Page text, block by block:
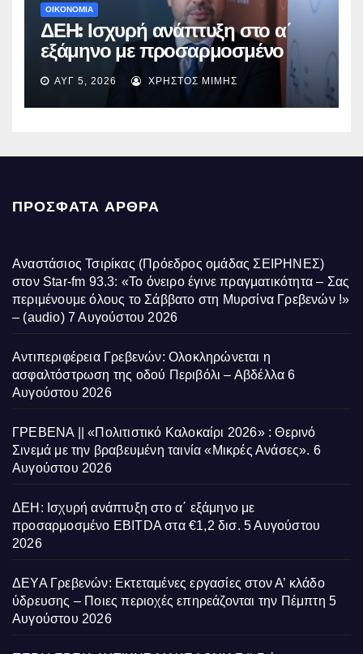
ΟΙΚΟΝΟΜΙΑ
ΔΕΗ: Ισχυρή ανάπτυξη στο α΄
εξάμηνο με προσαρμοσμένο
EBITDA στα €1,2 δισ.
ΑΥΓ 5, 2026 ΧΡΉΣΤΟΣ ΜΊΜΗΣ
ΠΡΌΣΦΑΤΑ ΆΡΘΡΑ
Αναστάσιος Τσιρίκας (Πρόεδρος ομάδας ΣΕΙΡΗΝΕΣ)
στον Star-fm 93.3: «Το όνειρο έγινε πραγματικότητα – Σας
περιμένουμε όλους το Σάββατο στη Μυρσίνα Γρεβενών !»
– (audio) 7 Αυγούστου 2026
Αντιπεριφέρεια Γρεβενών: Ολοκληρώνεται η
ασφαλτόστρωση της οδού Περιβόλι – Αβδέλλα 6
Αυγούστου 2026
ΓΡΕΒΕΝΑ || «Πολιτιστικό Καλοκαίρι 2026» : Θερινό
Σινεμά με την βραβευμένη ταινία «Μικρές Ανάσες». 6
Αυγούστου 2026
ΔΕΗ: Ισχυρή ανάπτυξη στο α΄ εξάμηνο με
προσαρμοσμένο EBITDA στα €1,2 δισ. 5 Αυγούστου
2026
ΔΕΥΑ Γρεβενών: Εκτεταμένες εργασίες στον Α’ κλάδο
ύδρευσης – Ποιες περιοχές επηρεάζονται την Πέμπτη 5
Αυγούστου 2026